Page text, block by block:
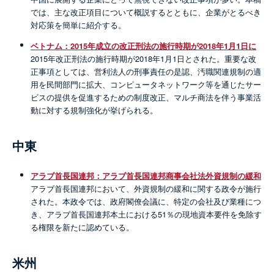
では、主な改正項目について概説するとともに、企業がとるべき
対応策を簡単に紹介する。
ベトナム：2015年成立の改正刑法の施行時期が2018年1月1日に
2015年改正刑法の施行時期が2018年1月1日とされた。重要な改
正事項としては、営利法人の刑事責任の是認、汚職関連規制の適
用を民間部門に拡大、コンピュータネットワーク等を通じたサー
ビスの提供を促進するための制度改正、マルチ商法を伴う事業活
動に対する規制強化が挙げられる。
中東
アラブ首長国連邦：アラブ首長国連邦商事会社法外資規制の緩和
アラブ首長国連邦において、外資規制の緩和に関する政令が施行
された。本政令では、政府閣僚会議に、特定の会社及び業種につ
き、アラブ首長国連邦本土における51％の現地資本要件を免除す
る権限を新たに認めている。
米州